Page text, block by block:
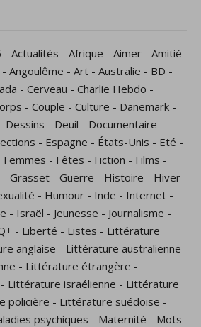
- Actualités - Afrique - Aimer - Amitié
- Angoulême - Art - Australie - BD -
- Cerveau - Charlie Hebdo -
- Couple - Culture - Danemark -
- Dessins - Deuil - Documentaire -
- Espagne - États-Unis - Eté -
Femmes - Fêtes - Fiction - Films -
- Grasset - Guerre - Histoire - Hiver
- Humour - Inde - Internet -
- Israël - Jeunesse - Journalisme -
- Liberté - Listes - Littérature
anglaise - Littérature australienne
- Littérature étrangère -
- Littérature israélienne - Littérature
policière - Littérature suédoise -
psychiques - Maternité - Mots